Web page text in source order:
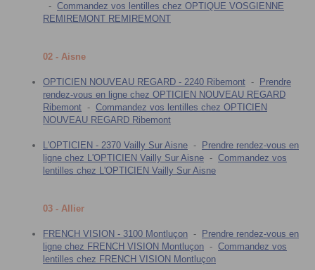
- Commandez vos lentilles chez OPTIQUE VOSGIENNE
REMIREMONT REMIREMONT
02 - Aisne
OPTICIEN NOUVEAU REGARD - 2240 Ribemont -
Prendre
rendez-vous en ligne chez OPTICIEN NOUVEAU REGARD
Ribemont - Commandez vos lentilles chez OPTICIEN
NOUVEAU REGARD Ribemont
L'OPTICIEN - 2370 Vailly Sur Aisne -
Prendre rendez-vous en
ligne chez L'OPTICIEN Vailly Sur Aisne - Commandez vos
lentilles chez L'OPTICIEN Vailly Sur Aisne
03 - Allier
FRENCH VISION - 3100 Montluçon -
Prendre rendez-vous en
ligne chez FRENCH VISION Montluçon - Commandez vos
lentilles chez FRENCH VISION Montluçon